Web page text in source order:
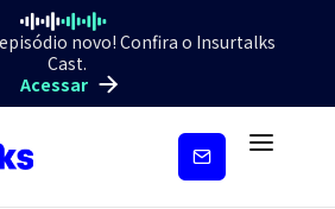
novo! Confira o Insurtalks
Cast.
Acessar
Inscreva-